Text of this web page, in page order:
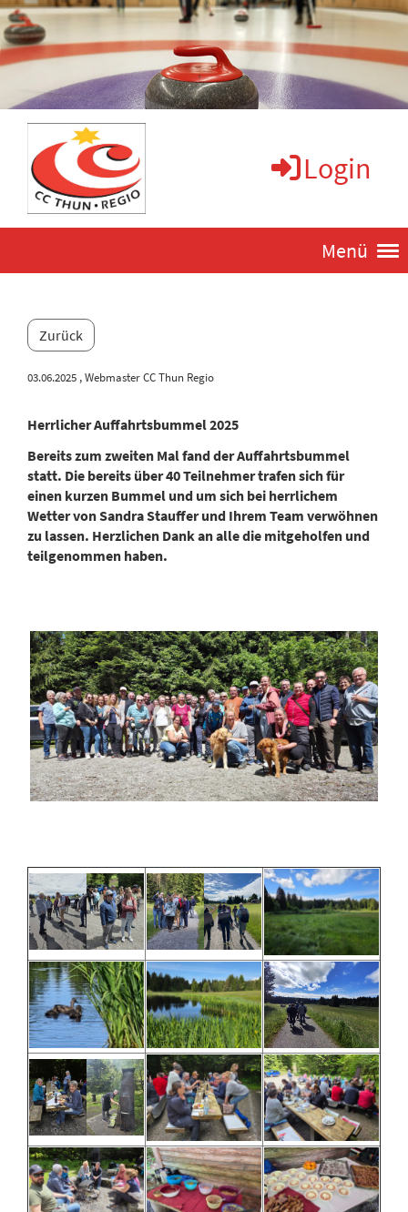
Login
Menü
Zurück
03.06.2025 , Webmaster CC Thun Regio
Herrlicher Auffahrtsbummel 2025
Bereits zum zweiten Mal fand der Auffahrtsbummel
statt. Die bereits über 40 Teilnehmer trafen sich für
einen kurzen Bummel und um sich bei herrlichem
Wetter von Sandra Stauffer und Ihrem Team verwöhnen
zu lassen. Herzlichen Dank an alle die mitgeholfen und
teilgenommen haben.